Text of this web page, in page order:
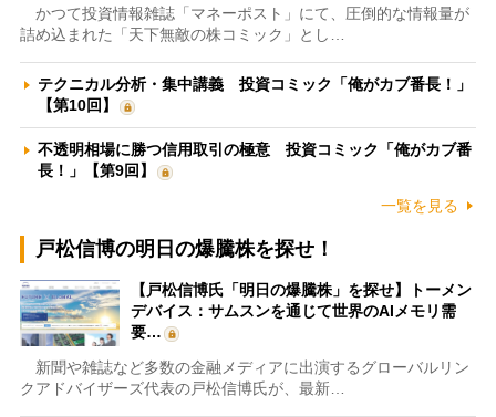
かつて投資情報雑誌「マネーポスト」にて、圧倒的な情報量が
詰め込まれた「天下無敵の株コミック」とし…
テクニカル分析・集中講義 投資コミック「俺がカブ番長！」
【第10回】
不透明相場に勝つ信用取引の極意 投資コミック「俺がカブ番
長！」【第9回】
一覧を見る
戸松信博の明日の爆騰株を探せ！
【戸松信博氏「明日の爆騰株」を探せ】トーメン
デバイス：サムスンを通じて世界のAIメモリ需
要…
新聞や雑誌など多数の金融メディアに出演するグローバルリン
クアドバイザーズ代表の戸松信博氏が、最新…